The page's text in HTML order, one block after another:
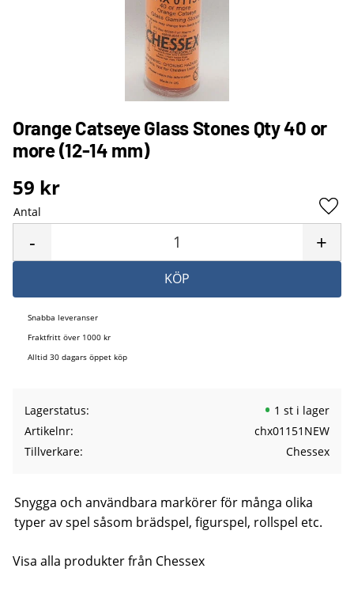
Orange Catseye Glass Stones Qty 40 or
more (12-14 mm)
59 kr
Antal
+
-
KÖP
Snabba leveranser
Fraktfritt över 1000 kr
Alltid 30 dagars öppet köp
Lagerstatus
1 st i lager
Artikelnr
chx01151NEW
Tillverkare
Chessex
Snygga och användbara markörer för många olika
typer av spel såsom brädspel, figurspel, rollspel etc.
Visa alla produkter från Chessex